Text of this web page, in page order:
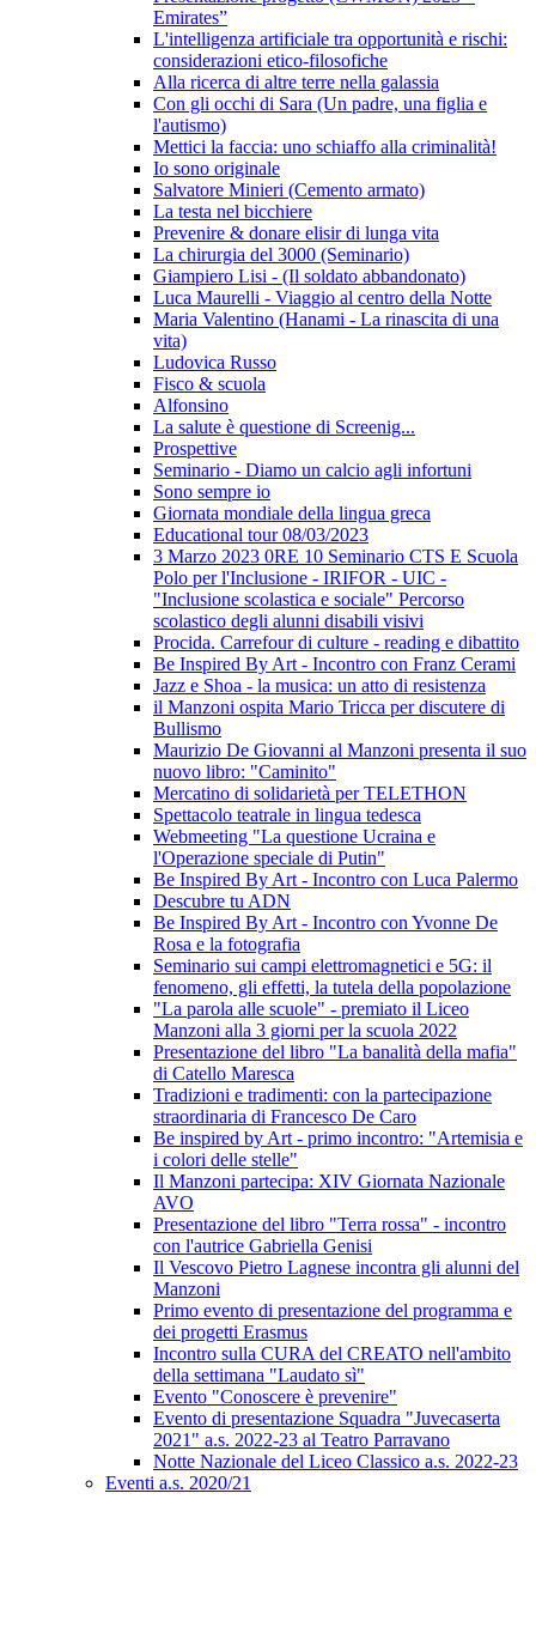
Emirates”
L'intelligenza artificiale tra opportunità e rischi:
considerazioni etico-filosofiche
Alla ricerca di altre terre nella galassia
Con gli occhi di Sara (Un padre, una figlia e
l'autismo)
Mettici la faccia: uno schiaffo alla criminalità!
Io sono originale
Salvatore Minieri (Cemento armato)
La testa nel bicchiere
Prevenire & donare elisir di lunga vita
La chirurgia del 3000 (Seminario)
Giampiero Lisi - (Il soldato abbandonato)
Luca Maurelli - Viaggio al centro della Notte
Maria Valentino (Hanami - La rinascita di una
vita)
Ludovica Russo
Fisco & scuola
Alfonsino
La salute è questione di Screenig...
Prospettive
Seminario - Diamo un calcio agli infortuni
Sono sempre io
Giornata mondiale della lingua greca
Educational tour 08/03/2023
3 Marzo 2023 0RE 10 Seminario CTS E Scuola
Polo per l'Inclusione - IRIFOR - UIC -
"Inclusione scolastica e sociale" Percorso
scolastico degli alunni disabili visivi
Procida. Carrefour di culture - reading e dibattito
Be Inspired By Art - Incontro con Franz Cerami
Jazz e Shoa - la musica: un atto di resistenza
il Manzoni ospita Mario Tricca per discutere di
Bullismo
Maurizio De Giovanni al Manzoni presenta il suo
nuovo libro: "Caminito"
Mercatino di solidarietà per TELETHON
Spettacolo teatrale in lingua tedesca
Webmeeting "La questione Ucraina e
l'Operazione speciale di Putin"
Be Inspired By Art - Incontro con Luca Palermo
Descubre tu ADN
Be Inspired By Art - Incontro con Yvonne De
Rosa e la fotografia
Seminario sui campi elettromagnetici e 5G: il
fenomeno, gli effetti, la tutela della popolazione
"La parola alle scuole" - premiato il Liceo
Manzoni alla 3 giorni per la scuola 2022
Presentazione del libro "La banalità della mafia"
di Catello Maresca
Tradizioni e tradimenti: con la partecipazione
straordinaria di Francesco De Caro
Be inspired by Art - primo incontro: "Artemisia e
i colori delle stelle"
Il Manzoni partecipa: XIV Giornata Nazionale
AVO
Presentazione del libro "Terra rossa" - incontro
con l'autrice Gabriella Genisi
Il Vescovo Pietro Lagnese incontra gli alunni del
Manzoni
Primo evento di presentazione del programma e
dei progetti Erasmus
Incontro sulla CURA del CREATO nell'ambito
della settimana "Laudato sì"
Evento "Conoscere è prevenire"
Evento di presentazione Squadra "Juvecaserta
2021" a.s. 2022-23 al Teatro Parravano
Notte Nazionale del Liceo Classico a.s. 2022-23
Eventi a.s. 2020/21